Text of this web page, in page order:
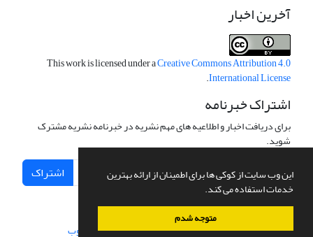
این وب سایت از کوکی ها برای اطمینان از ارائه بهترین
خدمات استفاده می کند.
متوجه شدم
آخرین اخبار
This work is licensed under aCreative Commons Attribution 4.0
International License
.
اشتراک خبرنامه
برای دریافت اخبار و اطلاعیه های مهم نشریه در خبرنامه نشریه مشترک
شوید.
اشتراک
سامانه مدیریت نشریات علمی.طراحی و پیاده سازی از سیناوب